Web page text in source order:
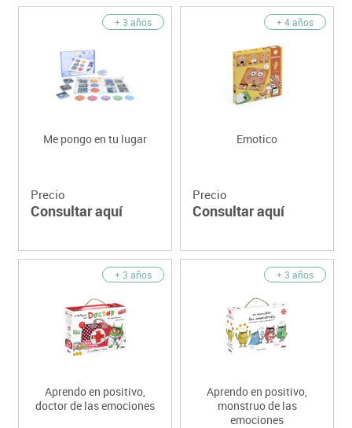
+ 3 años
Me pongo en tu lugar
Precio
Consultar aquí
+ 4 años
Emotico
Precio
Consultar aquí
+ 3 años
Aprendo en positivo,
doctor de las emociones
+ 3 años
Aprendo en positivo,
monstruo de las
emociones